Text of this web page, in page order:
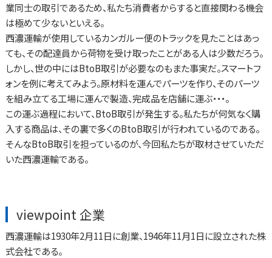
業同士の取引であるため、私たち消費者からすると直接関わる機会
は極めて少ないといえる。
西濃運輸が使用しているカンガルー便のトラックを見たことはあっ
ても、その配達員から荷物を受け取ったことがある人は少数だろう。
しかし、世の中にはBtoB取引が必要なのもまた事実だ。スマートフ
ォンを例に考えてみよう。原材料を運んでパーツを作り、そのパーツ
を組み立てる工場に運んで製造、完成品を店舗に運ぶ・・・。
この運ぶ過程において、BtoB取引が発生する。私たちが何気なく購
入する商品は、その裏で多くのBtoB取引が行われているのである。
そんなBtoB取引を担っているのが、今回私たちが取材させていただ
いた西濃運輸である。
viewpoint 企業
西濃運輸は1930年2月11日に創業、1946年11月1日に設立された株
式会社である。